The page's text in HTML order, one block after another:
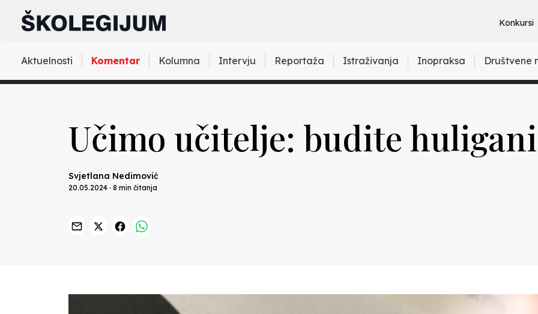
Konkursi
Aktuelnosti Komentar Kolumna Intervju Reportaža Istraživanja Inopraksa Društvene
Učimo učitelje: budite
Svjetlana Nedimović
20.05.2024 · 8 min čitanja